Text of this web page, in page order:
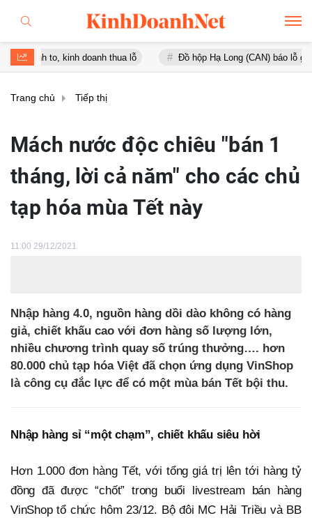
kinh doanh thua lỗ Đồ hộp Hạ Long (CAN) báo lỗ gần 16 tỷ
Trang chủ Tiếp thị
Mách nước độc chiêu "bán 1
tháng, lời cả năm" cho các chủ
tạp hóa mùa Tết này
11:00 29/12/2021
Nhập hàng 4.0, nguồn hàng dồi dào không có hàng
giả, chiết khấu cao với đơn hàng số lượng lớn,
nhiều chương trình quay số trúng thưởng…. hơn
80.000 chủ tạp hóa Việt đã chọn ứng dụng VinShop
là công cụ đắc lực để có một mùa bán Tết bội thu.
Nhập hàng sỉ “một chạm”, chiết khấu siêu hời
Hơn 1.000 đơn hàng Tết, với tổng giá trị lên tới hàng tỷ
đồng đã được “chốt” trong buổi livestream bán hàng
VinShop tổ chức hôm 23/12. Bộ đôi MC Hải Triều và BB